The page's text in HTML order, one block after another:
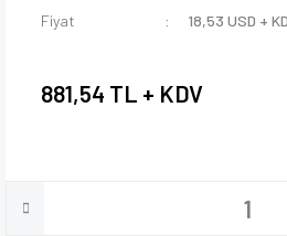
Fiyat
18,53 USD +
881,54 TL + KDV